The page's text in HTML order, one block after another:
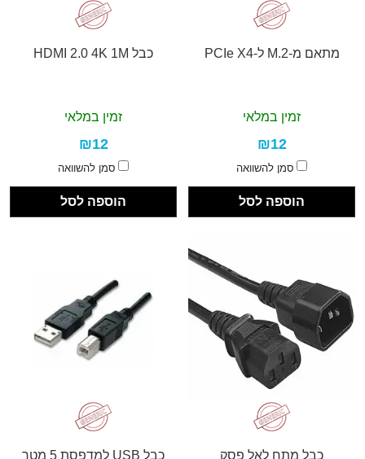
מתאם מ-M.2 ל-PCIe X4
זמין במלאי
₪12
סמן להשוואה
הוספה לסל
כבל HDMI 2.0 4K 1M
זמין במלאי
₪12
סמן להשוואה
הוספה לסל
כבל מתח לאל פסק כבל USB למדפסת 5 מטר